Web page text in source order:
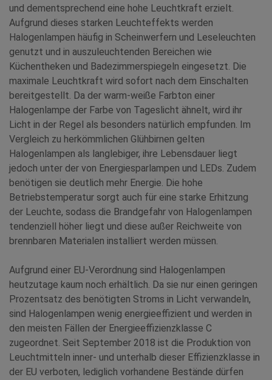
und dementsprechend eine hohe Leuchtkraft erzielt.
Aufgrund dieses starken Leuchteffekts werden
Halogenlampen häufig in Scheinwerfern und Leseleuchten
genutzt und in auszuleuchtenden Bereichen wie
Küchentheken und Badezimmerspiegeln eingesetzt. Die
maximale Leuchtkraft wird sofort nach dem Einschalten
bereitgestellt. Da der warm-weiße Farbton einer
Halogenlampe der Farbe von Tageslicht ähnelt, wird ihr
Licht in der Regel als besonders natürlich empfunden. Im
Vergleich zu herkömmlichen Glühbirnen gelten
Halogenlampen als langlebiger, ihre Lebensdauer liegt
jedoch unter der von Energiesparlampen und LEDs. Zudem
benötigen sie deutlich mehr Energie. Die hohe
Betriebstemperatur sorgt auch für eine starke Erhitzung
der Leuchte, sodass die Brandgefahr von Halogenlampen
tendenziell höher liegt und diese außer Reichweite von
brennbaren Materialen installiert werden müssen.
Aufgrund einer EU-Verordnung sind Halogenlampen
heutzutage kaum noch erhältlich. Da sie nur einen geringen
Prozentsatz des benötigten Stroms in Licht verwandeln,
sind Halogenlampen wenig energieeffizient und werden in
den meisten Fällen der Energieeffizienzklasse C
zugeordnet. Seit September 2018 ist die Produktion von
Leuchtmitteln inner- und unterhalb dieser Effizienzklasse in
der EU verboten, lediglich vorhandene Bestände dürfen